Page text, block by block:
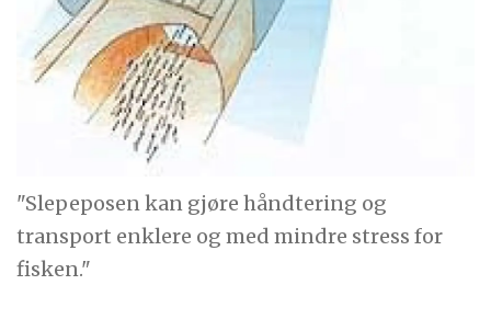
"Slepeposen kan gjøre håndtering og
transport enklere og med mindre stress for
fisken."